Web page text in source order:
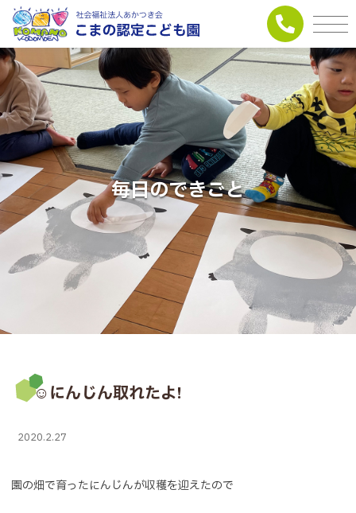
毎日のできごと
☺にんじん取れたよ!
2020.2.27
園の畑で育ったにんじんが収穫を迎えたので